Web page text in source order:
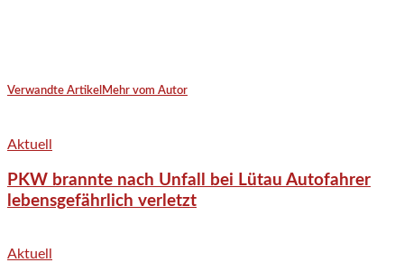
Verwandte Artikel Mehr vom Autor
Aktuell
PKW brannte nach Unfall bei Lütau Autofahrer
lebensgefährlich verletzt
Aktuell